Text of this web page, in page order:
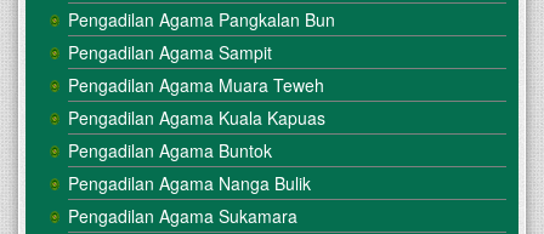
Pengadilan Agama Pangkalan Bun
Pengadilan Agama Sampit
Pengadilan Agama Muara Teweh
Pengadilan Agama Kuala Kapuas
Pengadilan Agama Buntok
Pengadilan Agama Nanga Bulik
Pengadilan Agama Sukamara